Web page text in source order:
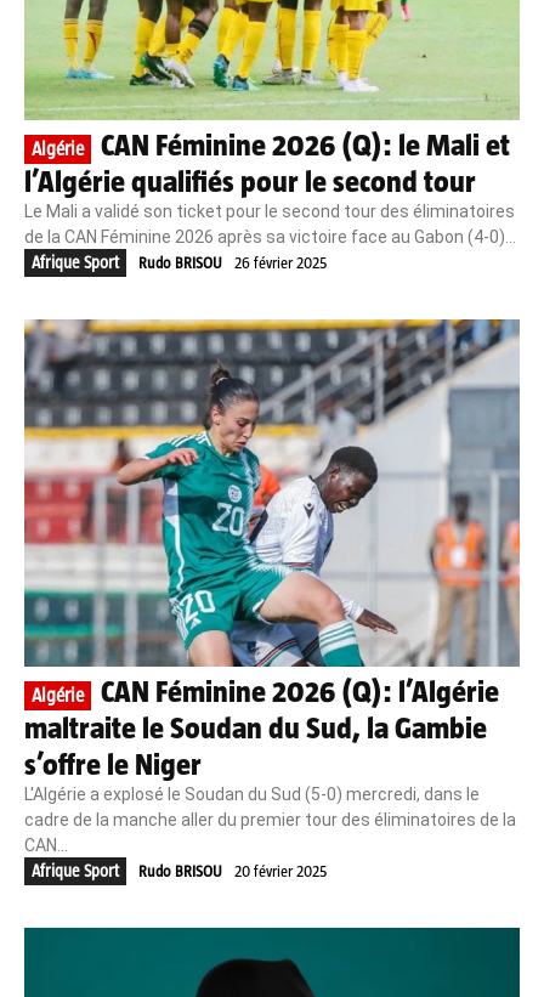
Algérie
CAN Féminine 2026 (Q): le Mali et
l’Algérie qualifiés pour le second tour
Le Mali a validé son ticket pour le second tour des éliminatoires
de la CAN Féminine 2026 après sa victoire face au Gabon (4-0)...
Afrique Sport
Rudo BRISOU 26 février 2025
Algérie
CAN Féminine 2026 (Q): l’Algérie
maltraite le Soudan du Sud, la Gambie
s’offre le Niger
L'Algérie a explosé le Soudan du Sud (5-0) mercredi, dans le
cadre de la manche aller du premier tour des éliminatoires de la
CAN...
Afrique Sport
Rudo BRISOU 20 février 2025